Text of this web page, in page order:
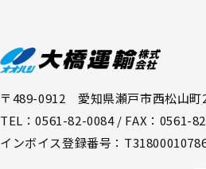
〒489-0912 愛知県瀬戸市西松山町
TEL：0561-82-0084 / FAX：0561-
インボイス登録番号：